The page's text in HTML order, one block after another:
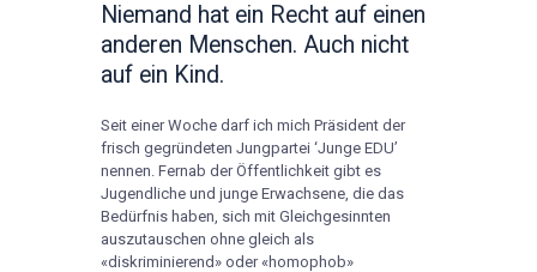
Niemand hat ein Recht auf einen
anderen Menschen. Auch nicht
auf ein Kind.
Seit einer Woche darf ich mich Präsident der
frisch gegründeten Jungpartei ‘Junge EDU’
nennen. Fernab der Öffentlichkeit gibt es
Jugendliche und junge Erwachsene, die das
Bedürfnis haben, sich mit Gleichgesinnten
auszutauschen ohne gleich als
«diskriminierend» oder «homophob»